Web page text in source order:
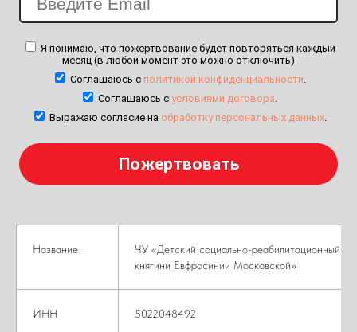
Я понимаю, что пожертвование будет повторяться каждый
месяц (в любой момент это можно отключить)
Соглашаюсь с политикой конфиденциальности
Соглашаюсь с условиями договора
Выражаю согласие на обработку персональных данных.
Название
ЧУ «Детский социально-реабилитационный
княгини Евфросинии Московской»
ИНН 5022048492